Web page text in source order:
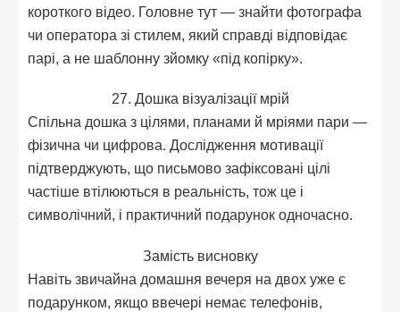
короткого відео. Головне тут — знайти фотографа
чи оператора зі стилем, який справді відповідає
парі, а не шаблонну зйомку «під копірку».
27. Дошка візуалізації мрій
Спільна дошка з цілями, планами й мріями пари —
фізична чи цифрова. Дослідження мотивації
підтверджують, що письмово зафіксовані цілі
частіше втілюються в реальність, тож це і
символічний, і практичний подарунок одночасно.
Замість висновку
Навіть звичайна домашня вечеря на двох уже є
подарунком, якщо ввечері немає телефонів,